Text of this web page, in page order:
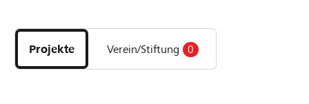
Projekte
und
Organisationen
Projekte Verein/Stiftung 0